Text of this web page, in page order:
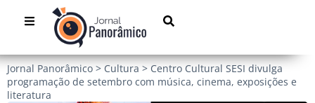
Jornal Panorâmico > Cultura > Centro Cultural SESI divulga
programação de setembro com música, cinema, exposições e
literatura